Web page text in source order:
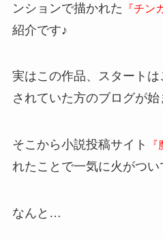
ンションで描かれた
『チン
紹介です♪
実はこの作品、スタート
されていた方のブログが始
そこから小説投稿サイト
れたことで一気に火がつい
なんと…